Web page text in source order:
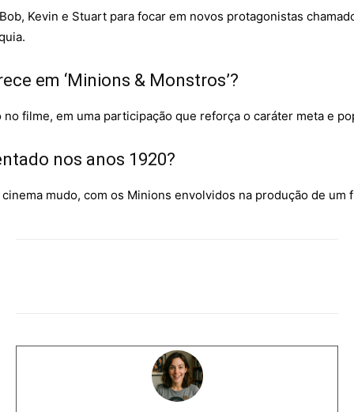
Kevin e Stuart para focar em novos protagonistas
em ‘Minions & Monstros’?
filme, em uma participação que reforça o caráter meta e
nos anos 1920?
mudo, com os Minions envolvidos na produção de